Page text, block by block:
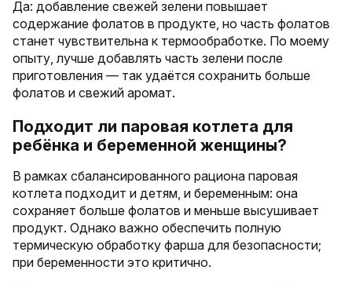
Да: добавление свежей зелени повышает
содержание фолатов в продукте, но часть фолатов
станет чувствительна к термообработке. По моему
опыту, лучше добавлять часть зелени после
приготовления — так удаётся сохранить больше
фолатов и свежий аромат.
Подходит ли паровая котлета для
ребёнка и беременной женщины?
В рамках сбалансированного рациона паровая
котлета подходит и детям, и беременным: она
сохраняет больше фолатов и меньше высушивает
продукт. Однако важно обеспечить полную
термическую обработку фарша для безопасности;
при беременности это критично.